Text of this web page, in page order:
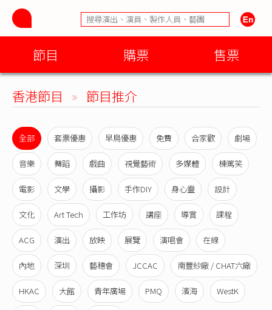
節目 購票 售票
香港節目 » 節目推介
全部 套票優惠 早鳥優惠 免費 合家歡 劇場
音樂 舞蹈 戲曲 視覺藝術 多媒體 棟篤笑
電影 文學 攝影 手作DIY 身心靈 設計
文化 Art Tech 工作坊 講座 導賞 課程
ACG 演出 放映 展覽 演唱會 在線
內地 深圳 藝穗會 JCCAC 南豐紗廠 / CHAT六廠
HKAC 大館 青年廣場 PMQ 濱海 WestK